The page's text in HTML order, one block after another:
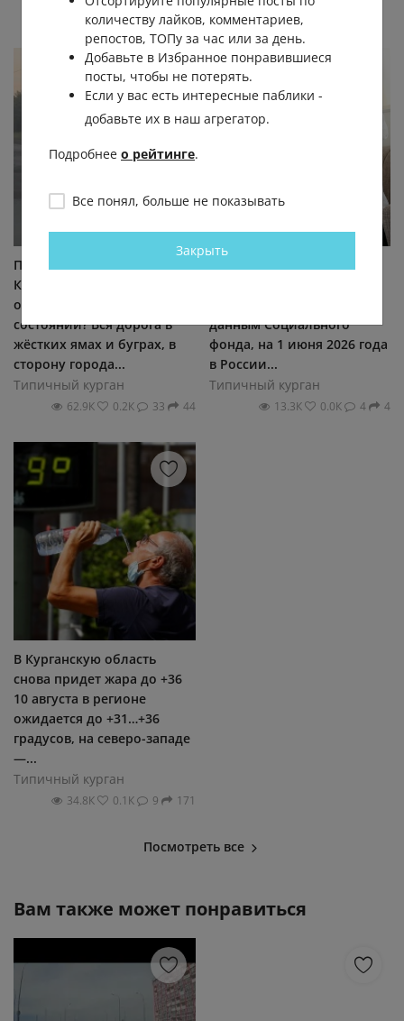
0.0К
Почему дорога Просвет -
Курган в таком
отвратительном
состоянии? Вся дорога в
жёстких ямах и буграх, в
сторону города...
Типичный курган
62.9К 0.2К 33 44
данным Социального
фонда, на 1 июня 2026 года
в России...
Типичный курган
13.3К 0.0К 4 4
В Курганскую область
снова придет жара до +36
10 августа в регионе
ожидается до +31…+36
градусов, на северо-западе
—...
Типичный курган
34.8К 0.1К 9 171
Посмотреть все
Вам также может понравиться
количеству лайков, комментариев,
репостов, ТОПу за час или за день.
Добавьте в Избранное понравившиеся
посты, чтобы не потерять.
Если у вас есть интересные паблики -
добавьте их в наш агрегатор.
Подробнее о рейтинге.
Все понял, больше не показывать
Закрыть